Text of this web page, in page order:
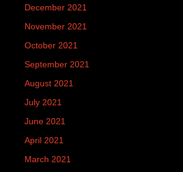
December 2021
November 2021
October 2021
September 2021
August 2021
July 2021
June 2021
April 2021
March 2021